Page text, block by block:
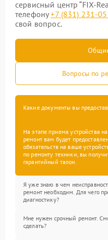
сервисный центр “FIX-
телефону+7 (831) 231-
свой вопрос.
Вопросы по
Какие документы вы
На этапе приема устройства
ремонт вам будет
обязательств на ваше
по ремонту техники, вы
гарантийный талон.
Я уже знаю в чем
ремонт необходим. Для чего
диагностику?
Мне нужен срочный ремонт.
сделать?